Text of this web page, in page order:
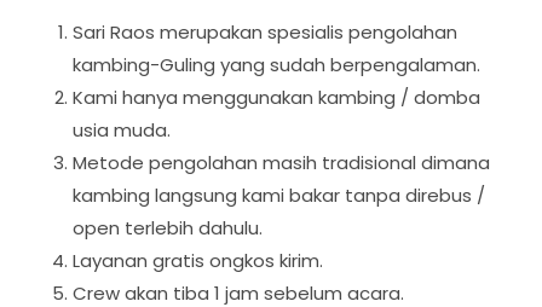
Sari Raos merupakan spesialis pengolahan
kambing-Guling yang sudah berpengalaman.
Kami hanya menggunakan kambing / domba
usia muda.
Metode pengolahan masih tradisional dimana
kambing langsung kami bakar tanpa direbus /
open terlebih dahulu.
Layanan gratis ongkos kirim.
Crew akan tiba 1 jam sebelum acara.